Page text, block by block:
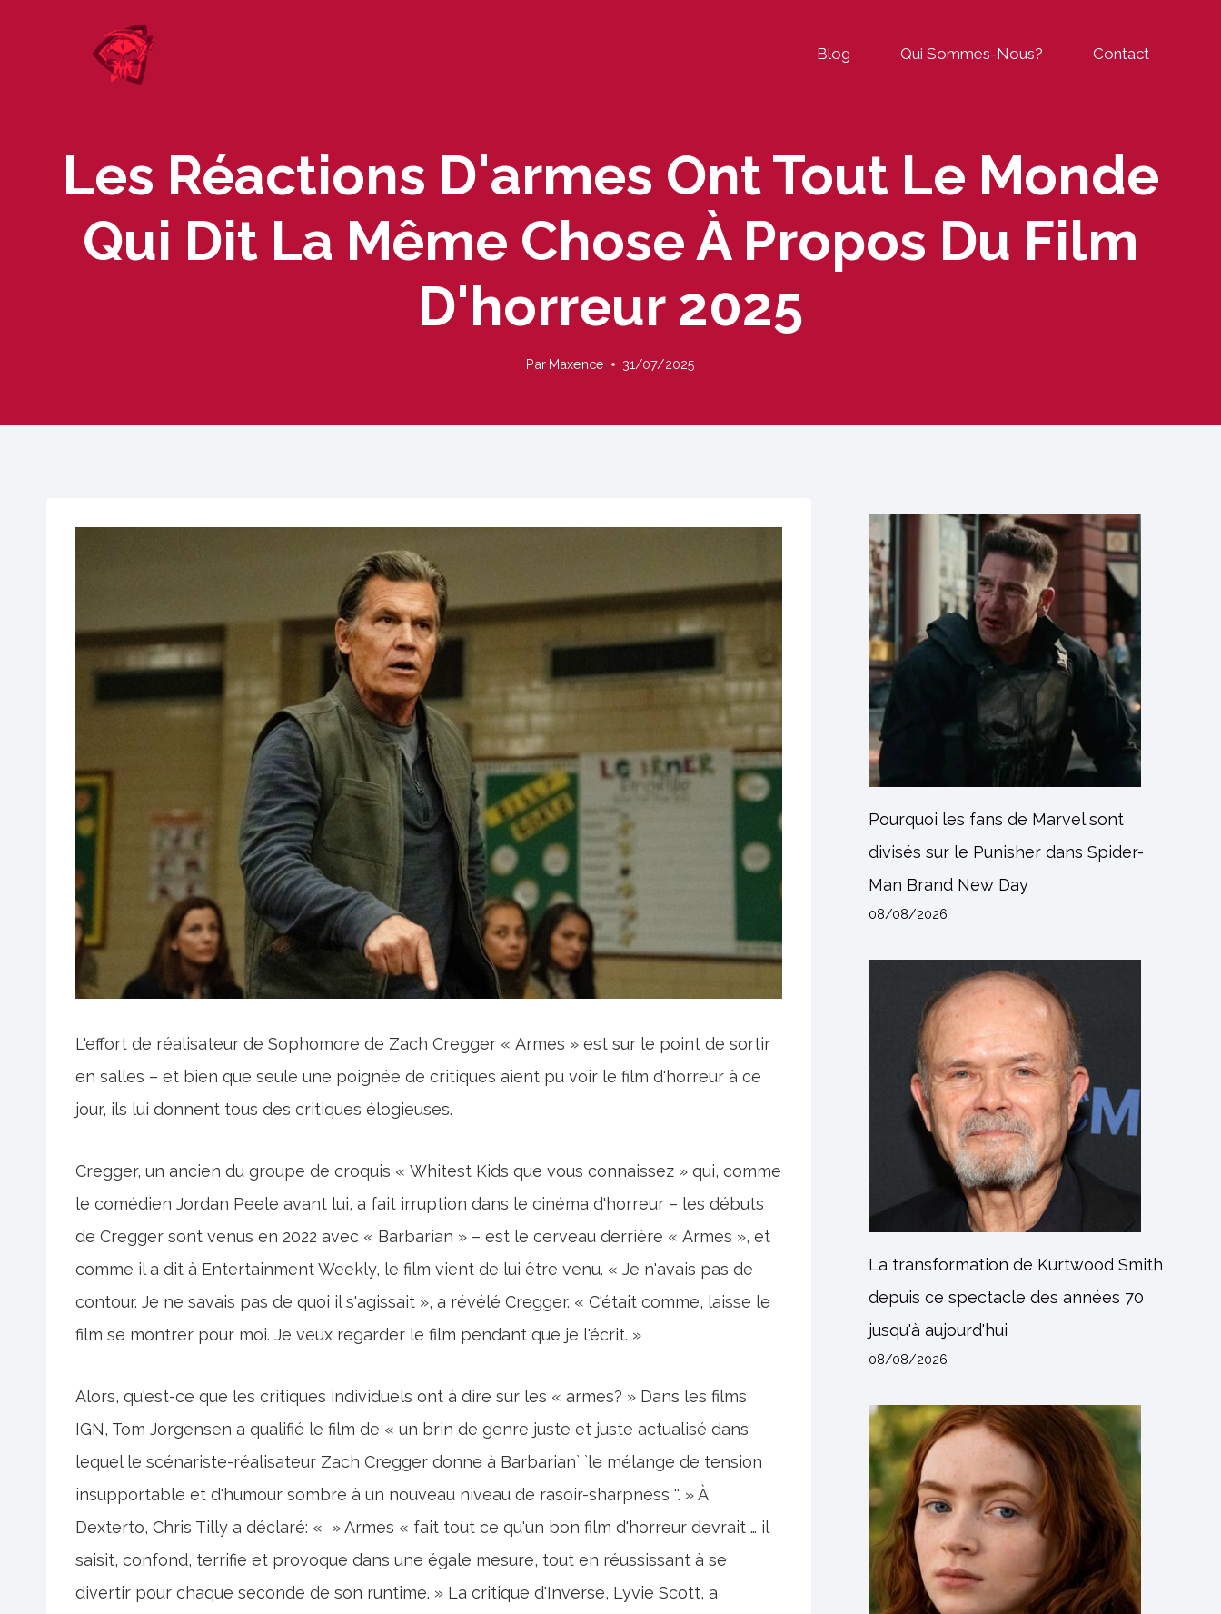
Blog Qui Sommes-Nous? Contact
Les Réactions D'armes Ont Tout Le Monde
Qui Dit La Même Chose À Propos Du Film
D'horreur 2025
Par Maxence 31/07/2025
L'effort de réalisateur de Sophomore de Zach Cregger « Armes » est sur le point de sortir
en salles – et bien que seule une poignée de critiques aient pu voir le film d'horreur à ce
jour, ils lui donnent tous des critiques élogieuses.
Cregger, un ancien du groupe de croquis « Whitest Kids que vous connaissez » qui, comme
le comédien Jordan Peele avant lui, a fait irruption dans le cinéma d'horreur – les débuts
de Cregger sont venus en 2022 avec « Barbarian » – est le cerveau derrière « Armes », et
comme il a dit à Entertainment Weekly, le film vient de lui être venu. « Je n'avais pas de
contour. Je ne savais pas de quoi il s'agissait », a révélé Cregger. « C'était comme, laisse le
film se montrer pour moi. Je veux regarder le film pendant que je l'écrit. »
Alors, qu'est-ce que les critiques individuels ont à dire sur les « armes? » Dans les films
IGN, Tom Jorgensen a qualifié le film de « un brin de genre juste et juste actualisé dans
lequel le scénariste-réalisateur Zach Cregger donne à Barbarian` `le mélange de tension
insupportable et d'humour sombre à un nouveau niveau de rasoir-sharpness ''. » À
Dexterto, Chris Tilly a déclaré: « » Armes « fait tout ce qu'un bon film d'horreur devrait … il
saisit, confond, terrifie et provoque dans une égale mesure, tout en réussissant à se
divertir pour chaque seconde de son runtime. » La critique d'Inverse, Lyvie Scott, a
Pourquoi les fans de Marvel sont
divisés sur le Punisher dans Spider-
Man Brand New Day
08/08/2026
La transformation de Kurtwood Smith
depuis ce spectacle des années 70
jusqu'à aujourd'hui
08/08/2026